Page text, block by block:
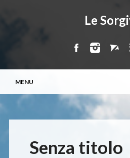
Le
Menu principale
contenuto
MENU
Senza titolo